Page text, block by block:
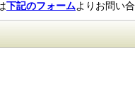
下記のフォームよりお問い